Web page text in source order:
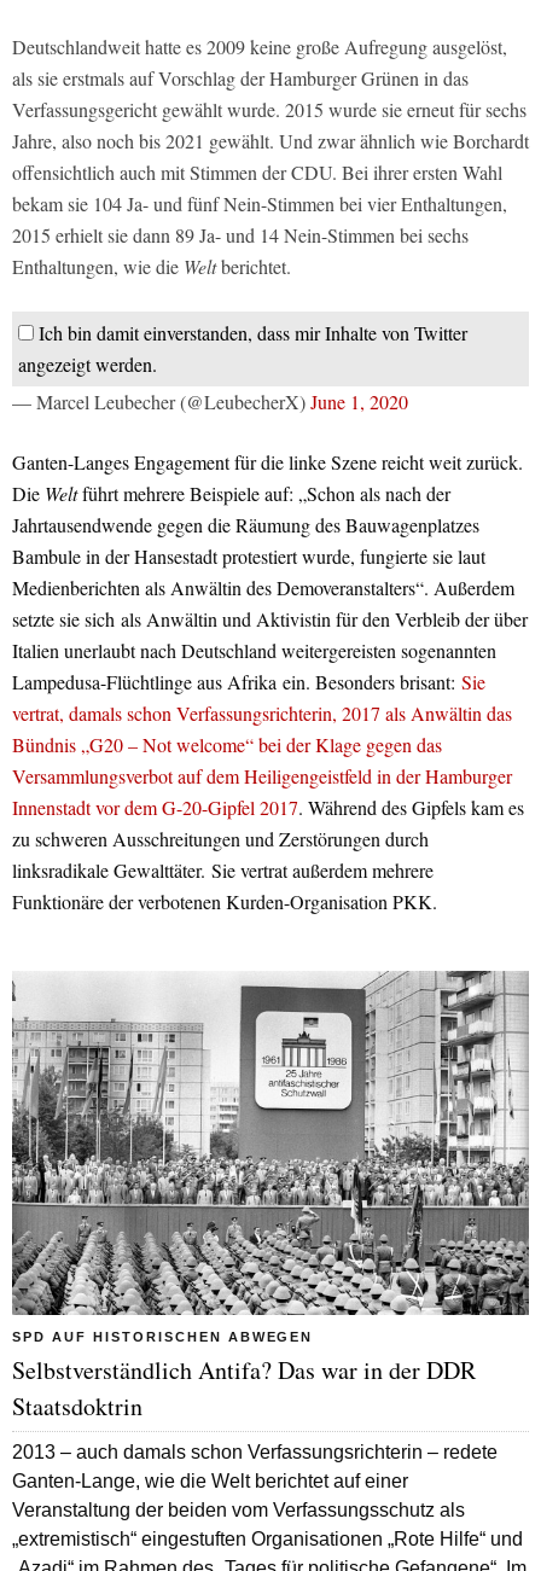
Deutschlandweit hatte es 2009 keine große Aufregung ausgelöst,
als sie erstmals auf Vorschlag der Hamburger Grünen in das
Verfassungsgericht gewählt wurde. 2015 wurde sie erneut für sechs
Jahre, also noch bis 2021 gewählt. Und zwar ähnlich wie Borchardt
offensichtlich auch mit Stimmen der CDU. Bei ihrer ersten Wahl
bekam sie 104 Ja- und fünf Nein-Stimmen bei vier Enthaltungen,
2015 erhielt sie dann 89 Ja- und 14 Nein-Stimmen bei sechs
Enthaltungen, wie die Weltberichtet.
Ich bin damit einverstanden, dass mir Inhalte von Twitter
angezeigt werden.
— Marcel Leubecher (@LeubecherX)June 1, 2020
Ganten-Langes Engagement für die linke Szene reicht weit zurück.
Die Weltführt mehrere Beispiele auf: „Schon als nach der
Jahrtausendwende gegen die Räumung des Bauwagenplatzes
Bambule in der Hansestadt protestiert wurde, fungierte sie laut
Medienberichten als Anwältin des Demoveranstalters“. Außerdem
setzte sie sich als Anwältin und Aktivistin für den Verbleib der über
Italien unerlaubt nach Deutschland weitergereisten sogenannten
Lampedusa-Flüchtlinge aus Afrika ein. Besonders brisant: Sie
vertrat, damals schon Verfassungsrichterin, 2017 als Anwältin das
Bündnis „G20 – Not welcome“ bei der Klage gegen das
Versammlungsverbot auf dem Heiligengeistfeld in der Hamburger
Innenstadt vor dem G-20-Gipfel 2017. Während des Gipfels kam es
zu schweren Ausschreitungen und Zerstörungen durch
linksradikale Gewalttäter. Sie vertrat außerdem mehrere
Funktionäre der verbotenen Kurden-Organisation PKK.
SPD AUF HISTORISCHEN ABWEGEN
Selbstverständlich Antifa? Das war in der DDR
Staatsdoktrin
2013 – auch damals schon Verfassungsrichterin – redete
Ganten-Lange, wie die Weltberichtet auf einer
Veranstaltung der beiden vom Verfassungsschutz als
„extremistisch“ eingestuften Organisationen „Rote Hilfe“ und